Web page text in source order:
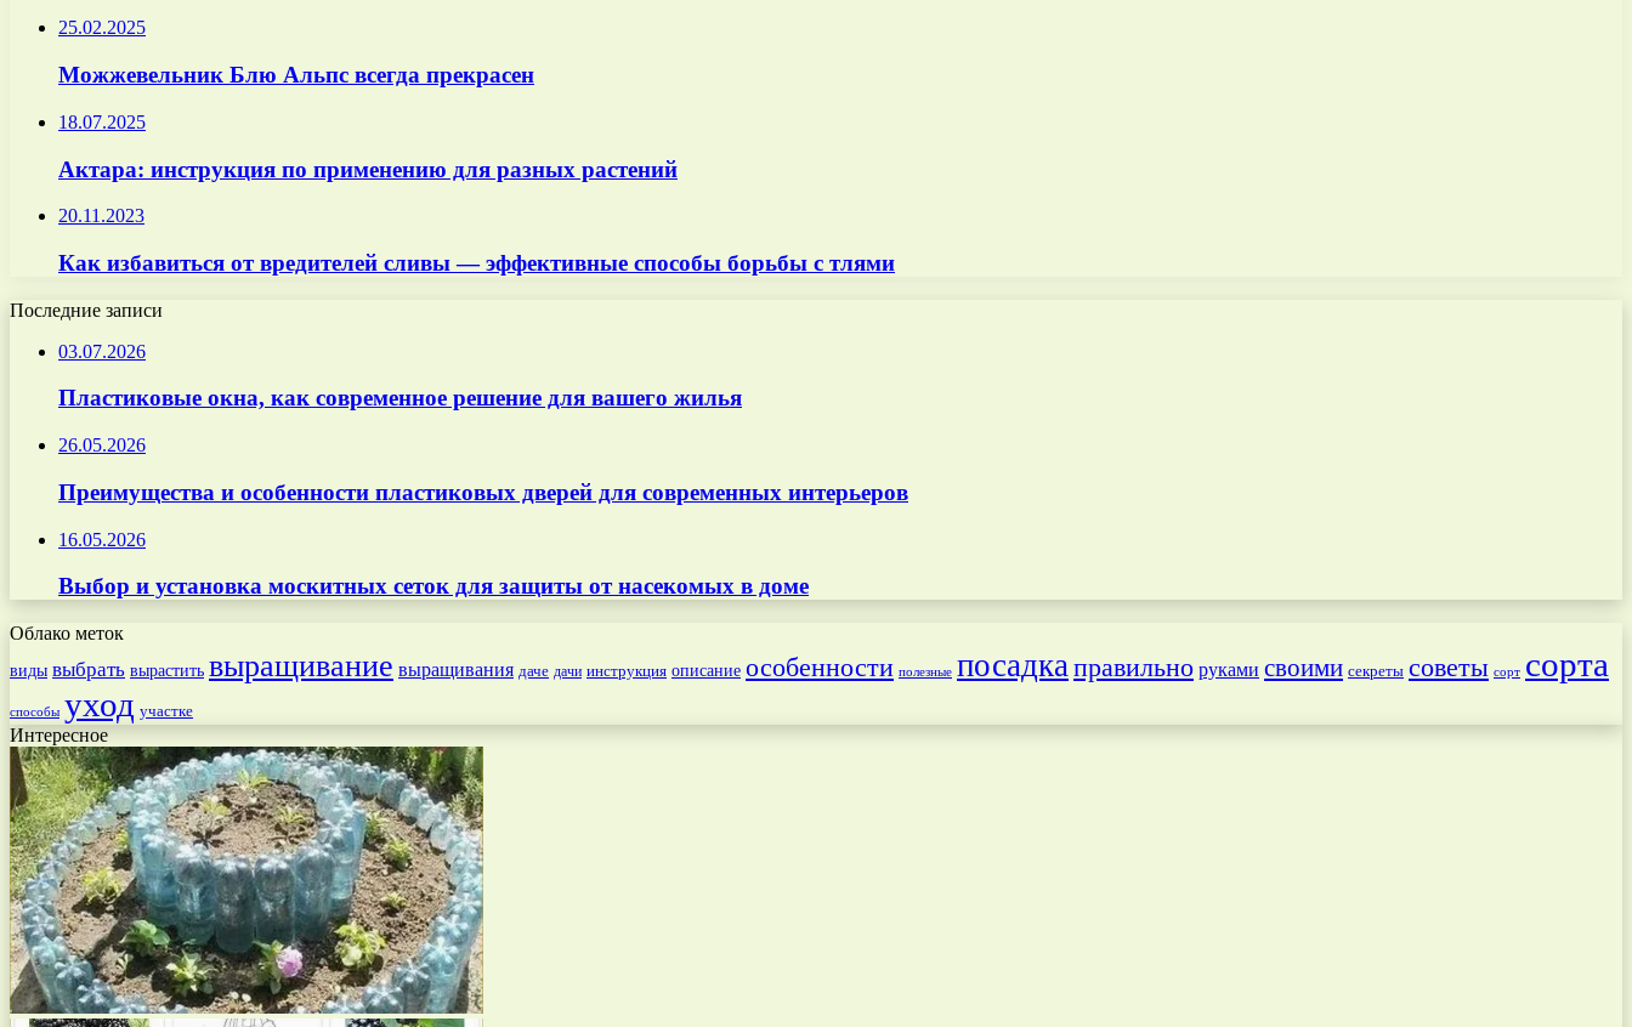
25.02.2025
Можжевельник Блю Альпс всегда прекрасен
18.07.2025
Актара: инструкция по применению для разных растений
20.11.2023
Как избавиться от вредителей сливы — эффективные способы борьбы с тлями
Последние записи
03.07.2026
Пластиковые окна, как современное решение для вашего жилья
26.05.2026
Преимущества и особенности пластиковых дверей для современных интерьеров
16.05.2026
Выбор и установка москитных сеток для защиты от насекомых в доме
Облако меток
виды выбрать вырастить выращивание выращивания даче дачи инструкция описание особенности полезные посадкаправильно руками своими секреты советы сорт сорта
способы уход участке
Интересное